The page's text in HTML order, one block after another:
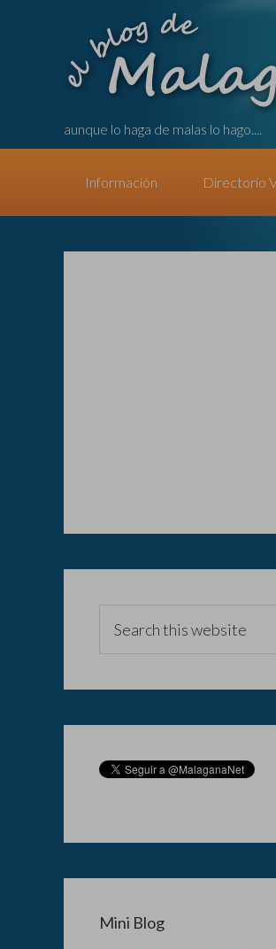
aunque lo haga de malas lo hago....
Información Directorio
Mini Blog